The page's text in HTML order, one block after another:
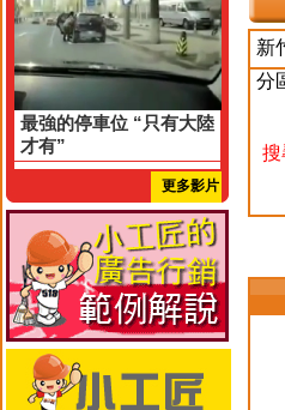
最強的停車位 “只有大陸
才有”
更多影片
新
分
搜